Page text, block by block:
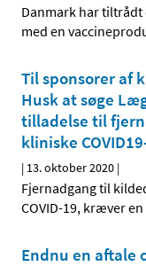
Danmark har
med en
Til sponsorer af
Husk at søge
tilladelse til
kliniske
| 13. oktober 2020 |
Fjernadgang til
COVID-19, kræver
Endnu en aftale